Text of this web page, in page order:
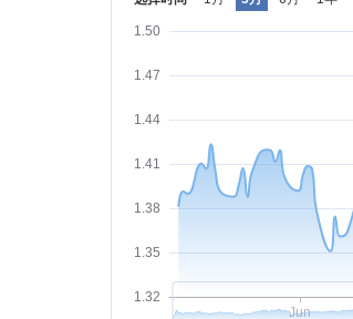
1.32
1.35
1.38
1.41
1.44
1.47
1.50
Jun